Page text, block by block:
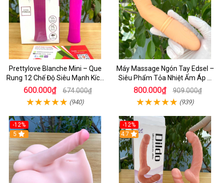
Prettylove Blanche Mini – Que
Rung 12 Chế Độ Siêu Mạnh Kích
Thích Điểm G Đê Mê
600.000₫ 674.000₫
(940)
Máy Massage Ngón Tay Edsel –
Siêu Phẩm Tỏa Nhiệt Ấm Áp &
Rung Móc Thăng Hoa
800.000₫ 909.000₫
(939)
-12%
5
-12%
4.7